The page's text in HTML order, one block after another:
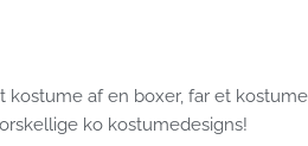
af en boxer, far et
ko kostumedesigns!